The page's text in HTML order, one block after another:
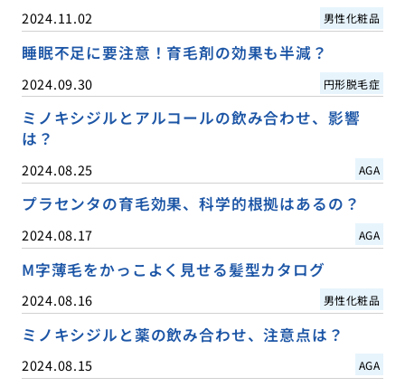
2024.11.02 男性化粧品
睡眠不足に要注意！育毛剤の効果も半減？
2024.09.30 円形脱毛症
ミノキシジルとアルコールの飲み合わせ、影響
は？
2024.08.25 AGA
プラセンタの育毛効果、科学的根拠はあるの？
2024.08.17 AGA
M字薄毛をかっこよく見せる髪型カタログ
2024.08.16 男性化粧品
ミノキシジルと薬の飲み合わせ、注意点は？
2024.08.15 AGA